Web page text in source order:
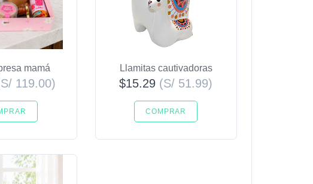
mamá
119.00)
Llamitas cautivadoras
$15.29 (S/ 51.99)
COMPRAR